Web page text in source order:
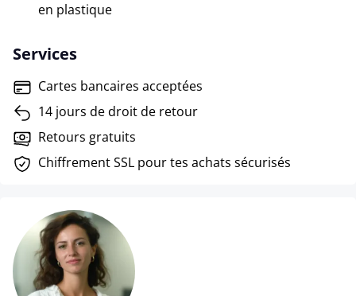
en plastique
Services
Cartes bancaires acceptées
14 jours de droit de retour
Retours gratuits
Chiffrement SSL pour tes achats sécurisés